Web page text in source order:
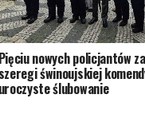
Pięciu nowych policjantów
szeregi świnoujskiej
uroczyste ślubowanie